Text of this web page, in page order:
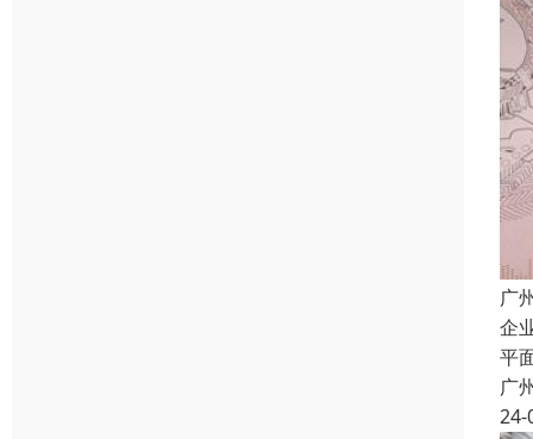
广
企
平
广
24-